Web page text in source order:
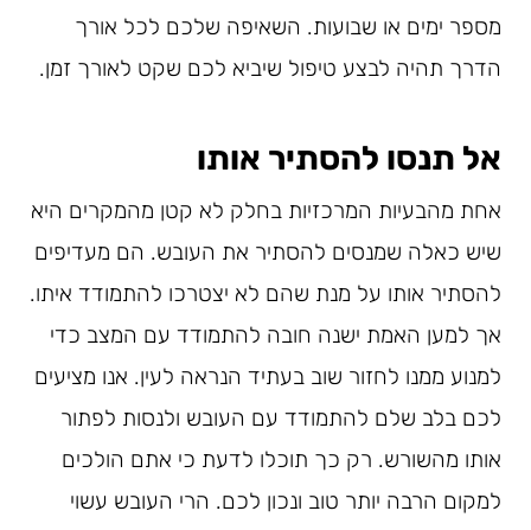
מספר ימים או שבועות. השאיפה שלכם לכל אורך
הדרך תהיה לבצע טיפול שיביא לכם שקט לאורך זמן.
אל תנסו להסתיר אותו
אחת מהבעיות המרכזיות בחלק לא קטן מהמקרים היא
שיש כאלה שמנסים להסתיר את העובש. הם מעדיפים
להסתיר אותו על מנת שהם לא יצטרכו להתמודד איתו.
אך למען האמת ישנה חובה להתמודד עם המצב כדי
למנוע ממנו לחזור שוב בעתיד הנראה לעין. אנו מציעים
לכם בלב שלם להתמודד עם העובש ולנסות לפתור
אותו מהשורש. רק כך תוכלו לדעת כי אתם הולכים
למקום הרבה יותר טוב ונכון לכם. הרי העובש עשוי